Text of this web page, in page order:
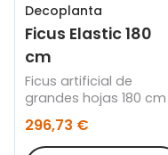
Decoplanta
Ficus Elastic 180
cm
Ficus artificial de
grandes hojas 180 cm
296,73 €